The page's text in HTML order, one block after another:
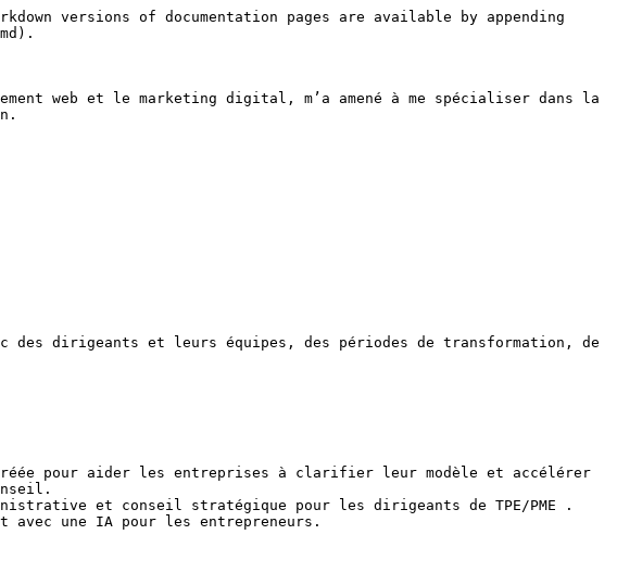
versions of documentation pages are available by appending
web et le marketing digital, m’a amené à me spécialiser dans la
des dirigeants et leurs équipes, des périodes de transformation, de
pour aider les entreprises à clarifier leur modèle et accélérer
et conseil stratégique pour les dirigeants de TPE/PME .